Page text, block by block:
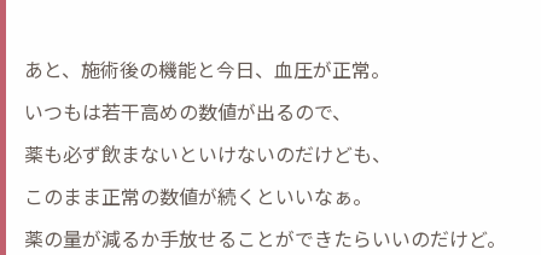
あと、施術後の機能と今日、血圧が正常。
いつもは若干高めの数値が出るので、
薬も必ず飲まないといけないのだけども、
このまま正常の数値が続くといいなぁ。
薬の量が減るか手放せることができたらいいのだけど。